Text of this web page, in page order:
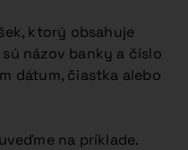
ktorý obsahuje
názov banky a číslo
dátum, čiastka alebo
na príklade.